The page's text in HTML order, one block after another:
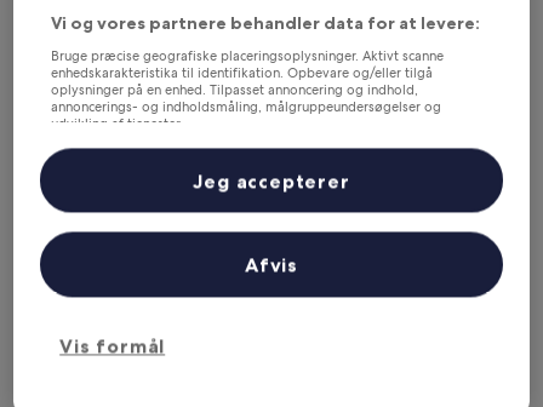
Enestående,
(4
anmeldelser)
695 kr.
1. sep. - 2. sep.
Stino Hotel
Stino Hotel
Stino Hotel
Vi og vores partnere behandler data for at levere:
Bruge præcise geografiske placeringsoplysninger. Aktivt scanne
enhedskarakteristika til identifikation. Opbevare og/eller tilgå
oplysninger på en enhed. Tilpasset annoncering og indhold,
annoncerings- og indholdsmåling, målgruppeundersøgelser og
udvikling af tjenester.
Liste over partnere (leverandører)
Vis formål
Afvis
Jeg accepterer